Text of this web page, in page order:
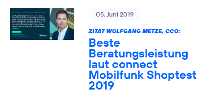
05. Juni 2019
ZITAT WOLFGANG METZE, CCO:
Beste
Beratungsleistung
laut connect
Mobilfunk Shoptest
2019